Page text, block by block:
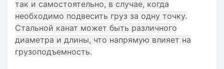
так и самостоятельно, в случае, когда
необходимо подвесить груз за одну точку.
Стальной канат может быть различного
диаметра и длины, что напрямую влияет на
грузоподъемность.